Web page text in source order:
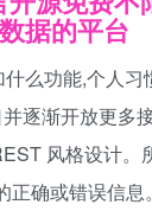
据的平台
么功能,个人
逐渐开放更多
风格设计
确或错误信